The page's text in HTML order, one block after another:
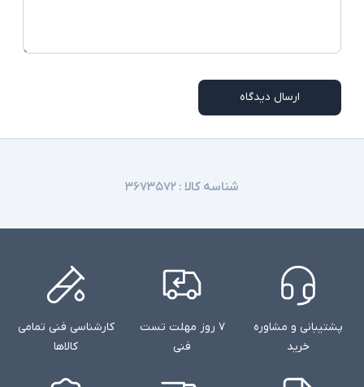
ارسال دیدگاه
شناسه کالا : ۳۶۷۳۵۷۲
پشتیبانی و مشاوره
خرید
۷ روز مهلت تست
فنی
کارشناسی فنی تمامی
کالاها